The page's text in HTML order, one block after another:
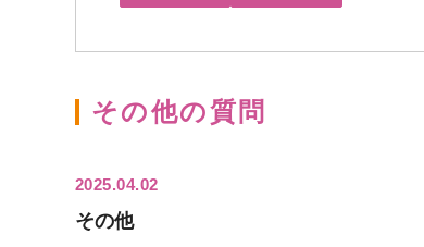
その他の質問
2025.04.02
その他